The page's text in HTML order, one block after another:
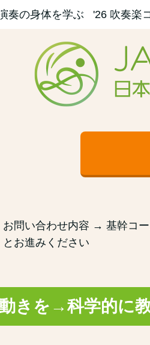
奏の身体を学ぶ '26 吹奏楽
お問い合わせ内容 → 基幹コ
とお進みください
きを→科学的に